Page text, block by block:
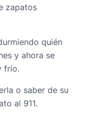
zapatos
quién
y ahora se
frío.
o saber de su
al 911.